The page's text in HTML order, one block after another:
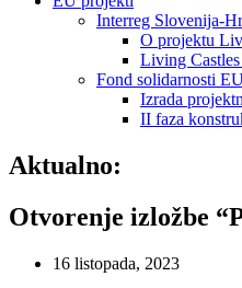
Interreg Slovenija-
O projektu
Living
Fond solidarnosti
Izrada
II faza
Aktualno:
Otvorenje izložbe
16 listopada, 2023